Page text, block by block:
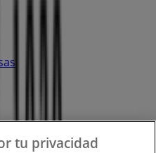
tu privacidad